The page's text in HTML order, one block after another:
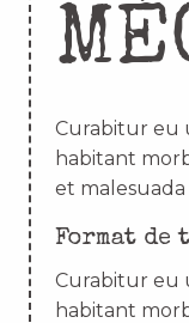
Curabitur eu
habitant
et malesuada
Format
Curabitur eu
habitant